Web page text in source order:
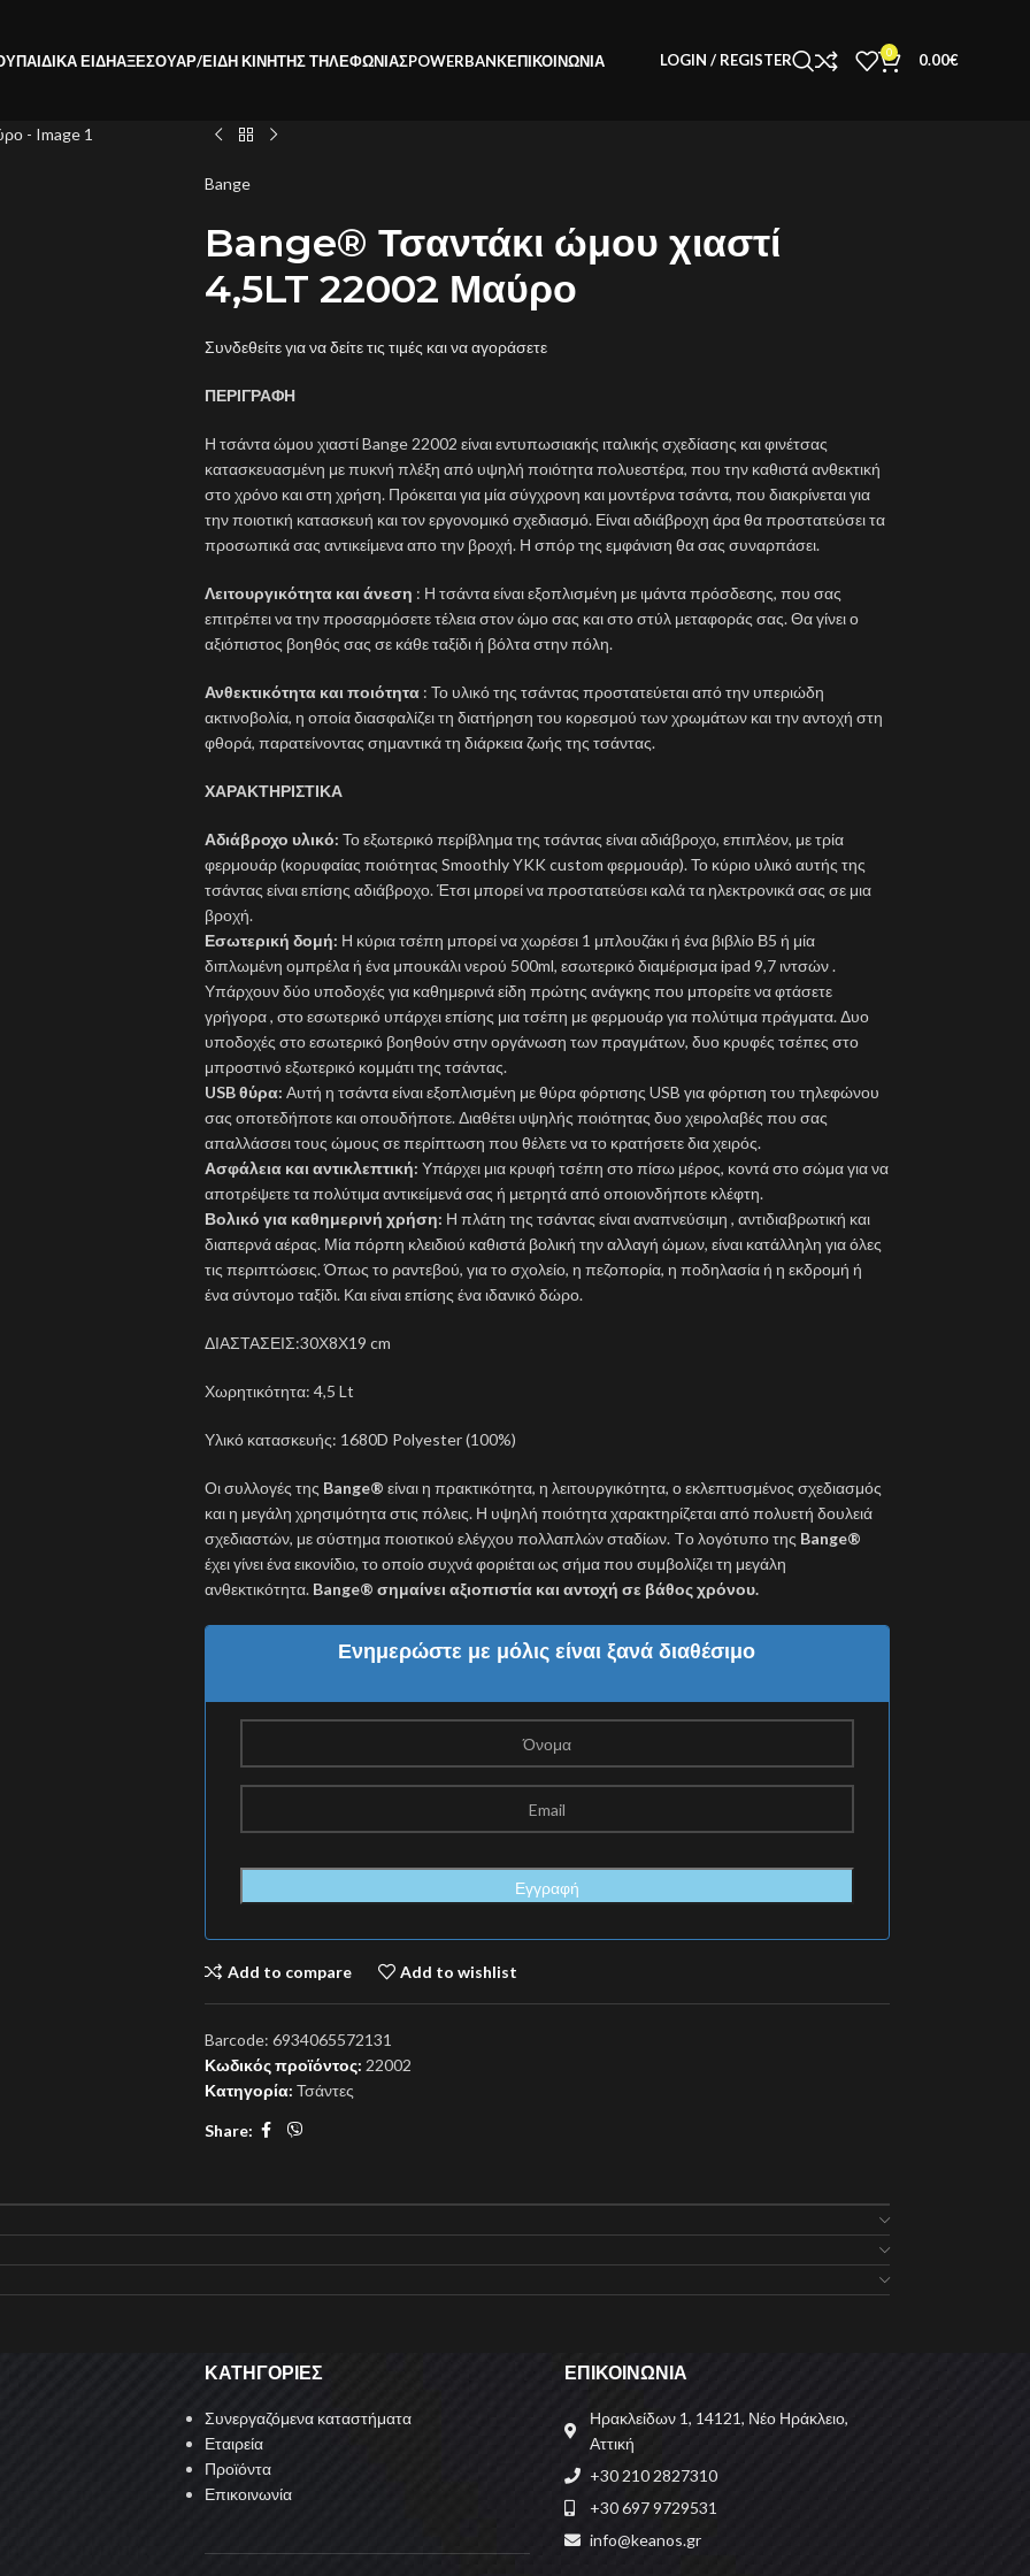
ΠΑΙΔΙΚΑ ΕΙΔΗΑΞΕΣΟΥΑΡ/ΕΙΔΗ ΚΙΝΗΤΗΣ ΤΗΛΕΦΩΝΙΑΣPOWERBANKΕΠΙΚΟΙΝΩΝΊΑ LOGIN / REGISTER 0 0.00€
Bange
Bange® Τσαντάκι ώμου χιαστί
4,5LT 22002 Μαύρο
Συνδεθείτε για να δείτε τις τιμές και να αγοράσετε
ΠΕΡΙΓΡΑΦΗ
Η τσάντα ώμου χιαστί Bange 22002 είναι εντυπωσιακής ιταλικής σχεδίασης και φινέτσας
κατασκευασμένη με πυκνή πλέξη από υψηλή ποιότητα πολυεστέρα, που την καθιστά ανθεκτική
στο χρόνο και στη χρήση. Πρόκειται για μία σύγχρονη και μοντέρνα τσάντα, που διακρίνεται για
την ποιοτική κατασκευή και τον εργονομικό σχεδιασμό. Είναι αδιάβροχη άρα θα προστατεύσει τα
προσωπικά σας αντικείμενα απο την βροχή. Η σπόρ της εμφάνιση θα σας συναρπάσει.
Λειτουργικότητα και άνεση : Η τσάντα είναι εξοπλισμένη με ιμάντα πρόσδεσης, που σας
επιτρέπει να την προσαρμόσετε τέλεια στον ώμο σας και στο στύλ μεταφοράς σας. Θα γίνει ο
αξιόπιστος βοηθός σας σε κάθε ταξίδι ή βόλτα στην πόλη.
Ανθεκτικότητα και ποιότητα: Το υλικό της τσάντας προστατεύεται από την υπεριώδη
ακτινοβολία, η οποία διασφαλίζει τη διατήρηση του κορεσμού των χρωμάτων και την αντοχή στη
φθορά, παρατείνοντας σημαντικά τη διάρκεια ζωής της τσάντας.
ΧΑΡΑΚΤΗΡΙΣΤΙΚΑ
Αδιάβροχο υλικό: Το εξωτερικό περίβλημα της τσάντας είναι αδιάβροχο, επιπλέον, με τρία
φερμουάρ (κορυφαίας ποιότητας Smoothly YKK custom φερμουάρ). Το κύριο υλικό αυτής της
τσάντας είναι επίσης αδιάβροχο. Έτσι μπορεί να προστατεύσει καλά τα ηλεκτρονικά σας σε μια
βροχή.
Εσωτερική δομή: Η κύρια τσέπη μπορεί να χωρέσει 1 μπλουζάκι ή ένα βιβλίο Β5 ή μία
διπλωμένη ομπρέλα ή ένα μπουκάλι νερού 500ml, εσωτερικό διαμέρισμα ipad 9,7 ιντσών .
Υπάρχουν δύο υποδοχές για καθημερινά είδη πρώτης ανάγκης που μπορείτε να φτάσετε
γρήγορα , στο εσωτερικό υπάρχει επίσης μια τσέπη με φερμουάρ για πολύτιμα πράγματα. Δυο
υποδοχές στο εσωτερικό βοηθούν στην οργάνωση των πραγμάτων, δυο κρυφές τσέπες στο
μπροστινό εξωτερικό κομμάτι της τσάντας.
USB θύρα: Αυτή η τσάντα είναι εξοπλισμένη με θύρα φόρτισης USB για φόρτιση του τηλεφώνου
σας οποτεδήποτε και οπουδήποτε. Διαθέτει υψηλής ποιότητας δυο χειρολαβές που σας
απαλλάσσει τους ώμους σε περίπτωση που θέλετε να το κρατήσετε δια χειρός.
Ασφάλεια και αντικλεπτική: Υπάρχει μια κρυφή τσέπη στο πίσω μέρος, κοντά στο σώμα για να
αποτρέψετε τα πολύτιμα αντικείμενά σας ή μετρητά από οποιονδήποτε κλέφτη.
Βολικό για καθημερινή χρήση: Η πλάτη της τσάντας είναι αναπνεύσιμη , αντιδιαβρωτική και
διαπερνά αέρας. Μία πόρπη κλειδιού καθιστά βολική την αλλαγή ώμων, είναι κατάλληλη για όλες
τις περιπτώσεις. Όπως το ραντεβού, για το σχολείο, η πεζοπορία, η ποδηλασία ή η εκδρομή ή
ένα σύντομο ταξίδι. Και είναι επίσης ένα ιδανικό δώρο.
ΔΙΑΣΤΑΣΕΙΣ:30Χ8Χ19 cm
Χωρητικότητα: 4,5 Lt
Υλικό κατασκευής: 1680D Polyester (100%)
Οι συλλογές της Bange® είναι η πρακτικότητα, η λειτουργικότητα, ο εκλεπτυσμένος σχεδιασμός
και η μεγάλη χρησιμότητα στις πόλεις. Η υψηλή ποιότητα χαρακτηρίζεται από πολυετή δουλειά
σχεδιαστών, με σύστημα ποιοτικού ελέγχου πολλαπλών σταδίων. Tο λογότυπο της Bange®
έχει γίνει ένα εικονίδιο, το οποίο συχνά φοριέται ως σήμα που συμβολίζει τη μεγάλη
ανθεκτικότητα. Bange® σημαίνει αξιοπιστία και αντοχή σε βάθος χρόνου.
Ενημερώστε με μόλις είναι ξανά διαθέσιμο
Add to compare Add to wishlist
Barcode: 6934065572131
Κωδικός προϊόντος: 22002
Κατηγορία: Τσάντες
Share:
ΚΑΤΗΓΟΡΙΕΣ
Συνεργαζόμενα καταστήματα
Εταιρεία
Προϊόντα
Επικοινωνία
ΕΠΙΚΟΙΝΩΝΙΑ
Ηρακλείδων 1, 14121, Νέο Ηράκλειο,
Αττική
+30 210 2827310
+30 697 9729531
info@keanos.gr